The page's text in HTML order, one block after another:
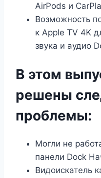
AirPods и
Возможность
к Apple TV 4K
звука и аудио
В этом
решены
проблемы:
Могли не
панели Dock
Видоискатель